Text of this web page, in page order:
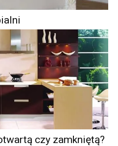
czy zamkniętą?